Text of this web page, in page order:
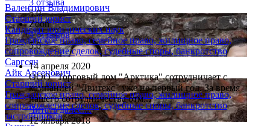
Валентин Владимирович
Старший юрист
Кандидат юридических наук
Гражданское право, семейное право, жилищное право,
сопровождение сделок, судебные споры, банкротство
Саргсян
Айк Арсенович
Старший юрист
Гражданское право, семейное право, жилищное право,
сопровождение сделок, судебные споры, банкротство
застройщиков
3 отзыва
5.0
Zoon
9 отзывов
5.0
14 апреля 2020
ООО "Торговый дом "Арктика" сотрудничает с
компанией "Двитекс" уже не первый год. За время
нашего сотрудничества отм...
Читать далее....
12 января 2018